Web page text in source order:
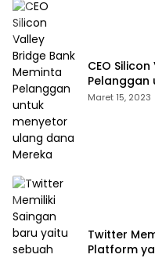
CEO
Pelanggan
Mereka
Maret 15, 2023
Twitter
Platform